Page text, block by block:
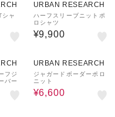
シャ
URBAN RESEARCH
ハーフスリーブニットポ
ロシャツ
¥9,900
フジ
バー
URBAN RESEARCH
ジャガードボーダーポロ
ニット
¥6,600